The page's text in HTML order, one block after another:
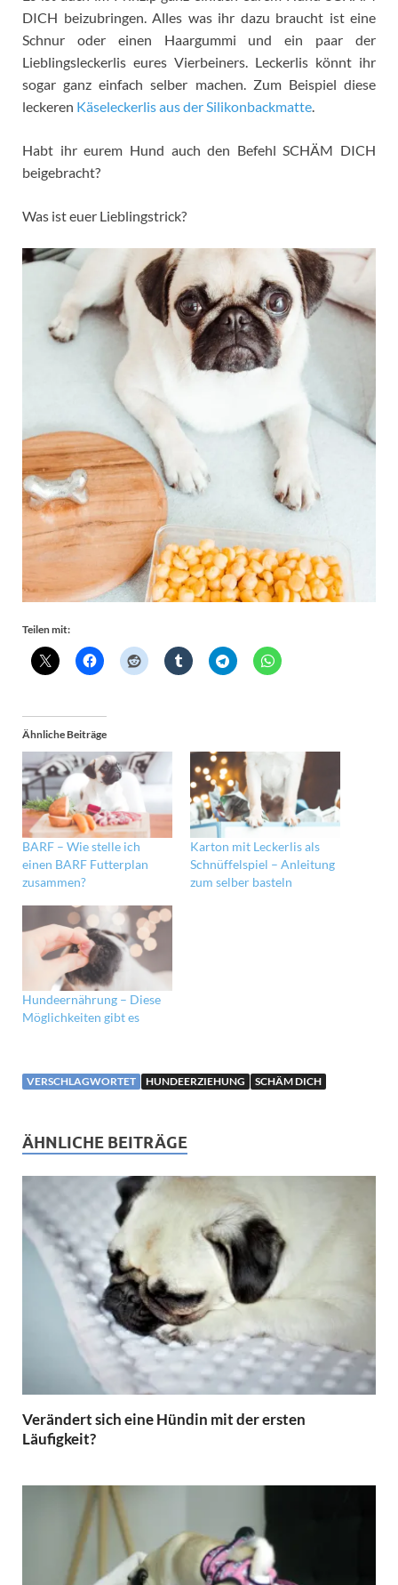
DICH beizubringen. Alles was ihr dazu braucht ist eine
Schnur oder einen Haargummi und ein paar der
Lieblingsleckerlis eures Vierbeiners. Leckerlis könnt ihr
sogar ganz einfach selber machen. Zum Beispiel diese
leckeren Käseleckerlis aus der Silikonbackmatte
Habt ihr eurem Hund auch den Befehl SCHÄM DICH
beigebracht?
Was ist euer Lieblingstrick?
Teilen mit:
Ähnliche Beiträge
BARF – Wie stelle ich
einen BARF Futterplan
zusammen?
Karton mit Leckerlis als
Schnüffelspiel – Anleitung
zum selber basteln
Hundeernährung – Diese
Möglichkeiten gibt es
VERSCHLAGWORTET HUNDEERZIEHUNG SCHÄM DICH
ÄHNLICHE BEITRÄGE
Verändert sich eine Hündin mit der ersten
Läufigkeit?